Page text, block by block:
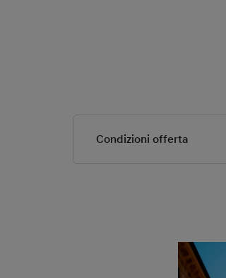
Condizioni offerta